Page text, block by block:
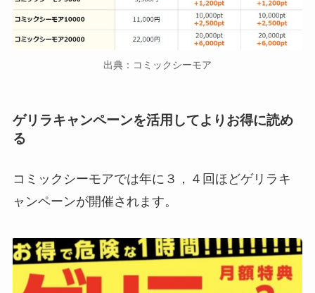
出典：コミックシーモア
ゲリラキャンペーンを活用してよりお得に読め
る
コミックシーモアでは年に３，４回ほどゲリラキ
ャンペーンが開催されます。